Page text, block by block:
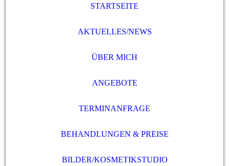
STARTSEITE
AKTUELLES/NEWS
ÜBER MICH
ANGEBOTE
TERMINANFRAGE
BEHANDLUNGEN & PREISE
BILDER/KOSMETIKSTUDIO